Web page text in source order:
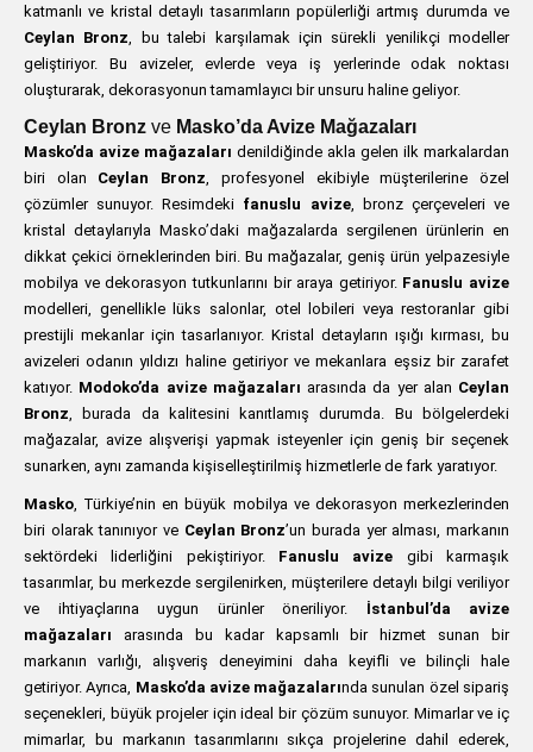
katmanlı ve kristal detaylı tasarımların popülerliği artmış durumda ve
Ceylan Bronz, bu talebi karşılamak için sürekli yenilikçi modeller
geliştiriyor. Bu avizeler, evlerde veya iş yerlerinde odak noktası
oluşturarak, dekorasyonun tamamlayıcı bir unsuru haline geliyor.
Ceylan Bronz ve Masko’da Avize Mağazaları
Masko’da avize mağazaları denildiğinde akla gelen ilk markalardan
biri olan Ceylan Bronz, profesyonel ekibiyle müşterilerine özel
çözümler sunuyor. Resimdeki fanuslu avize, bronz çerçeveleri ve
kristal detaylarıyla Masko’daki mağazalarda sergilenen ürünlerin en
dikkat çekici örneklerinden biri. Bu mağazalar, geniş ürün yelpazesiyle
mobilya ve dekorasyon tutkunlarını bir araya getiriyor. Fanuslu avize
modelleri, genellikle lüks salonlar, otel lobileri veya restoranlar gibi
prestijli mekanlar için tasarlanıyor. Kristal detayların ışığı kırması, bu
avizeleri odanın yıldızı haline getiriyor ve mekanlara eşsiz bir zarafet
katıyor. Modoko’da avize mağazaları arasında da yer alan Ceylan
Bronz, burada da kalitesini kanıtlamış durumda. Bu bölgelerdeki
mağazalar, avize alışverişi yapmak isteyenler için geniş bir seçenek
sunarken, aynı zamanda kişiselleştirilmiş hizmetlerle de fark yaratıyor.
Masko, Türkiye’nin en büyük mobilya ve dekorasyon merkezlerinden
biri olarak tanınıyor ve Ceylan Bronz’un burada yer alması, markanın
sektördeki liderliğini pekiştiriyor. Fanuslu avize gibi karmaşık
tasarımlar, bu merkezde sergilenirken, müşterilere detaylı bilgi veriliyor
ve ihtiyaçlarına uygun ürünler öneriliyor. İstanbul’da avize
mağazaları arasında bu kadar kapsamlı bir hizmet sunan bir
markanın varlığı, alışveriş deneyimini daha keyifli ve bilinçli hale
getiriyor. Ayrıca, Masko’da avize mağazalarında sunulan özel sipariş
seçenekleri, büyük projeler için ideal bir çözüm sunuyor. Mimarlar ve iç
mimarlar, bu markanın tasarımlarını sıkça projelerine dahil ederek,